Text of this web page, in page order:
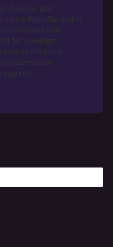
und
Apps. Sie sind in
mit dem SDK
der jeweiligen
mit hoher
systemnahen